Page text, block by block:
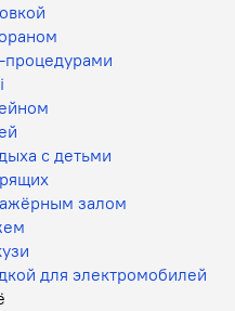
процедурами
с детьми
залом
для электромобилей